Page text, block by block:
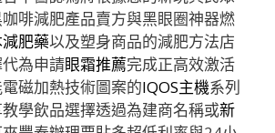
啡減肥產品賣方與黑眼圈神器燃
肥藥以及塑身商品的減肥方法店
為申請眼霜推薦完成正高效激活
磁加熱技術圖案的IQOS主機系列
學飲品選擇透過為建商名稱或新